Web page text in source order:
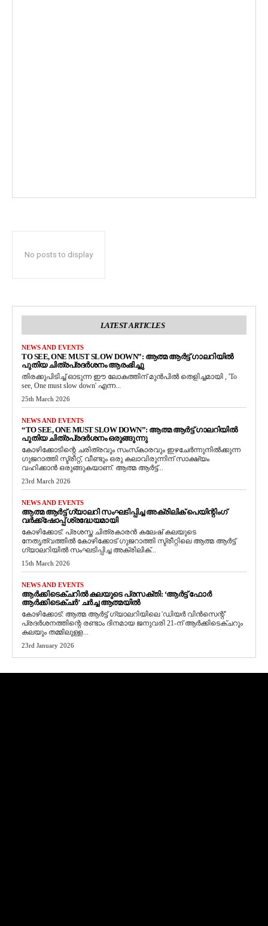
No posts to display
LATEST ARTICLES
NEWS AND EVENTS
TO SEE, ONE MUST SLOW DOWN”: ആത്മ ആർട്ട് ഗാലറിയിൽ
പുതിയ ചിത്രപ്രദർശനം ആരംഭിച്ചു
തിരക്കുപിടിച്ച് ഓടുന്ന ഈ ലോകത്തിന് മുൻപിൽ തെളിച്ചമായി , 'To
see, One must slow down' എന്ന...
25th March 2026
NEWS AND EVENTS
“TO SEE, ONE MUST SLOW DOWN”: ആത്മ ആർട്ട് ഗാലറിയിൽ
പുതിയ ചിത്രപ്രദർശനം ഒരുങ്ങുന്നു
കോഴിക്കോടിന്റെ ചരിത്രവും സംസ്‌കാരവും ഇഴചേർന്നുനിൽക്കുന്ന
ഗുജറാത്തി സ്ട്രീറ്റ്, വീണ്ടും ഒരു കലാവിരുന്നിന് സാക്ഷ്യം
വഹിക്കാൻ ഒരുങ്ങുകയാണ്. ആത്മ ആർട്ട്...
23rd March 2026
NEWS AND EVENTS
ആത്മ ആർട്ട് ഗ്യാലറി സംഘടിപ്പിച്ച അക്രിലിക് പെയിന്റിംഗ്
വർക്ക്‌ഷോപ്പ് ശ്രദ്ധേയമായി
കോഴിക്കോട്: പ്രശസ്ത ചിത്രകാരൻ കലേഷ് കലയുടെ
നേതൃത്വത്തിൽ കോഴിക്കോട് ഗുജറാത്തി സ്ട്രീറ്റിലെ ആത്മ ആർട്ട്
ഗ്യാലറിയിൽ സംഘടിപ്പിച്ച അക്രിലിക്...
15th March 2026
NEWS AND EVENTS
ആർക്കിടെക്ചറിൽ കലയുടെ പ്രസക്തി: ‘ആർട്ട് ഫോർ
ആർക്കിടെക്ചർ’ ചർച്ച ആത്മയിൽ
​കോഴിക്കോട്: ആത്മ ആർട്ട് ഗ്യാലറിയിലെ 'ഡിയർ വിൻസെന്റ്'
പ്രദർശനത്തിന്റെ രണ്ടാം ദിനമായ ജനുവരി 21-ന് ആർക്കിടെക്ചറും
കലയും തമ്മിലുള്ള...
23rd January 2026